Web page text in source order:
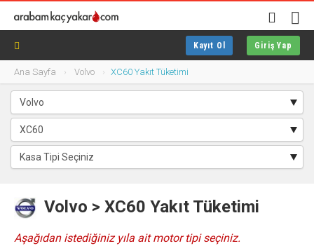
Kayıt Ol Giriş Yap
Ana Sayfa Volvo XC60 Yakıt Tüketimi
Volvo > XC60 Yakıt Tüketimi
Aşağıdan istediğiniz yıla ait motor tipi seçiniz.